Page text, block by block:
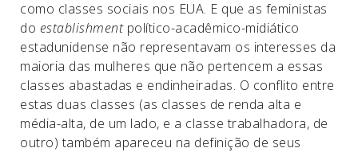
como classes sociais nos EUA. E que as feministas
do establishmentpolítico-acadêmico-midiático
estadunidense não representavam os interesses da
maioria das mulheres que não pertencem a essas
classes abastadas e endinheiradas. O conflito entre
estas duas classes (as classes de renda alta e
média-alta, de um lado, e a classe trabalhadora, de
outro) também apareceu na definição de seus